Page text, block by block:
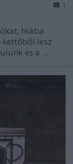
1
hiába
kettőből lesz
és a ...